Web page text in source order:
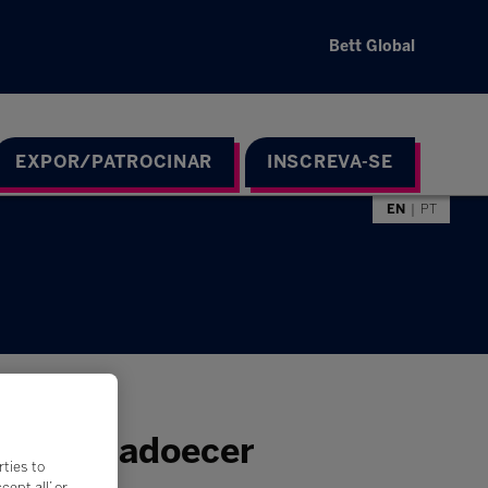
Bett Global
EXPOR/PATROCINAR INSCREVA-SE
EN PT
sem adoecer
to